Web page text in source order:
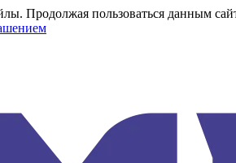
Продолжая пользоваться данным